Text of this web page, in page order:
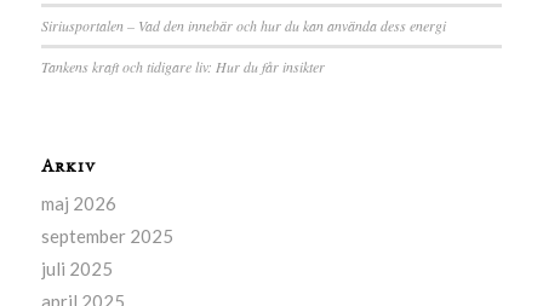
Siriusportalen – Vad den innebär och hur du kan använda dess energi
Tankens kraft och tidigare liv: Hur du får insikter
Arkiv
maj 2026
september 2025
juli 2025
april 2025